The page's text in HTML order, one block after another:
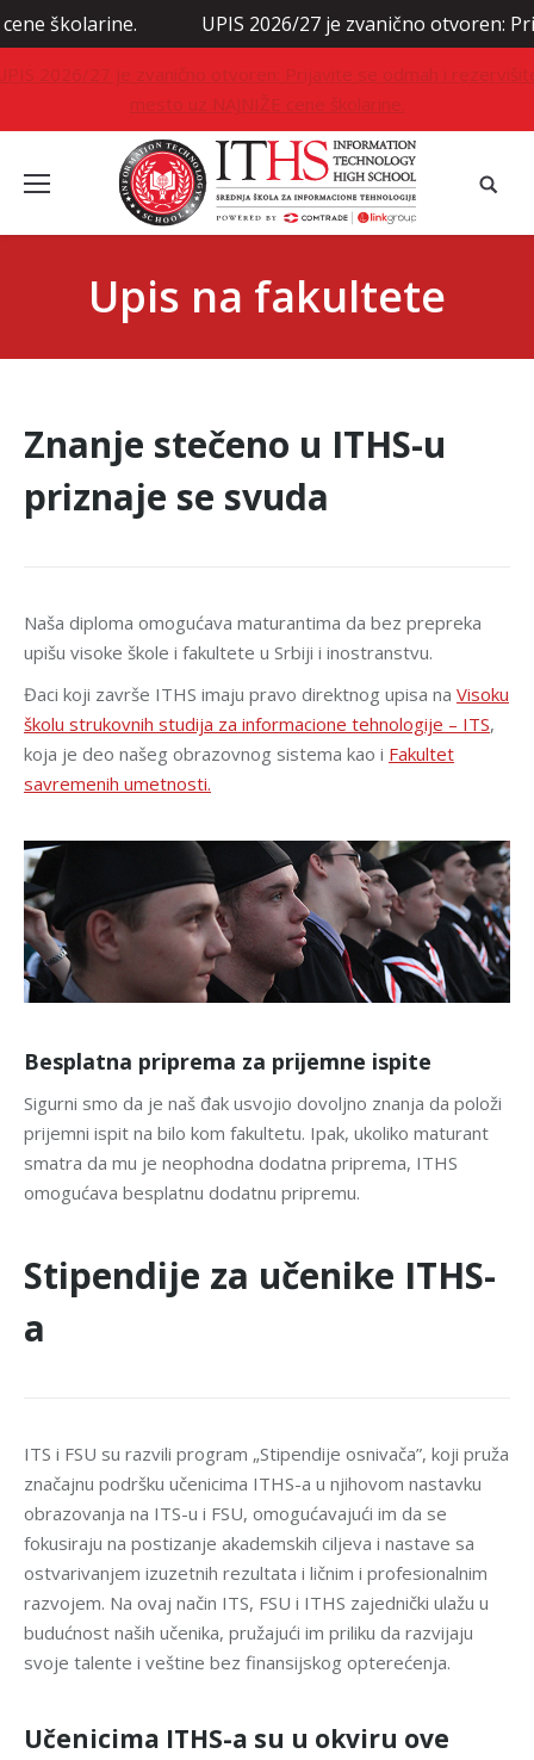
UPIS 2026/27 je zvanično otvoren: Prijavite
2026/27 je zvanično otvoren: Prijavite se odmah i
mesto uz NAJNIŽE cene školarine.
Upis na fakultete
Znanje stečeno u ITHS-u
priznaje se svuda
Naša diploma omogućava maturantima da bez prepreka
upišu visoke škole i fakultete u Srbiji i inostranstvu.
Đaci koji završe ITHS imaju pravo direktnog upisa na Visoku
školu strukovnih studija za informacione tehnologije – ITS,
koja je deo našeg obrazovnog sistema kao i Fakultet
savremenih umetnosti.
Besplatna priprema za prijemne ispite
Sigurni smo da je naš đak usvojio dovoljno znanja da položi
prijemni ispit na bilo kom fakultetu. Ipak, ukoliko maturant
smatra da mu je neophodna dodatna priprema, ITHS
omogućava besplatnu dodatnu pripremu.
Stipendije za učenike ITHS-
a
ITS i FSU su razvili program „Stipendije osnivača”, koji pruža
značajnu podršku učenicima ITHS-a u njihovom nastavku
obrazovanja na ITS-u i FSU, omogućavajući im da se
fokusiraju na postizanje akademskih ciljeva i nastave sa
ostvarivanjem izuzetnih rezultata i ličnim i profesionalnim
razvojem. Na ovaj način ITS, FSU i ITHS zajednički ulažu u
budućnost naših učenika, pružajući im priliku da razvijaju
svoje talente i veštine bez finansijskog opterećenja.
Učenicima ITHS-a su u okviru ove